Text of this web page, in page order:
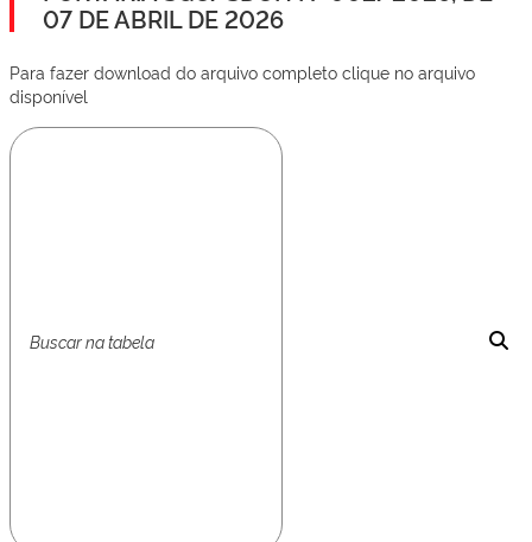
07 DE ABRIL DE 2026
Para fazer download do arquivo completo clique no arquivo
disponível